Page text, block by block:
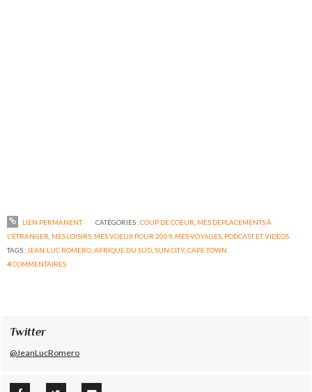
LIEN PERMANENT CATÉGORIES :COUP DE COEUR MES DÉPLACEMENTS À
L'ÉTRANGER MES LOISIRS MES VOEUX POUR 2009 MES VOYAGES PODCAST ET VIDEOS
TAGS : JEAN-LUC ROMERO ,AFRIQUE DU SUD ,SUN CITY,CAPE TOWN
4COMMENTAIRES
Twitter
@JeanLucRomero